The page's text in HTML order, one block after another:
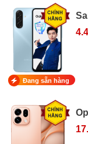
Đang sẵn hàng